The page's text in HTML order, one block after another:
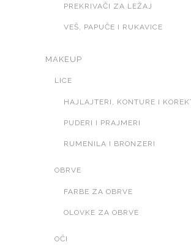
PREKRIVAČI ZA LEŽAJ
VEŠ, PAPUČE I RUKAVICE
MAKEUP
LICE
HAJLAJTERI, KONTURE I
PUDERI I PRAJMERI
RUMENILA I BRONZERI
OBRVE
FARBE ZA OBRVE
OLOVKE ZA OBRVE
OČI